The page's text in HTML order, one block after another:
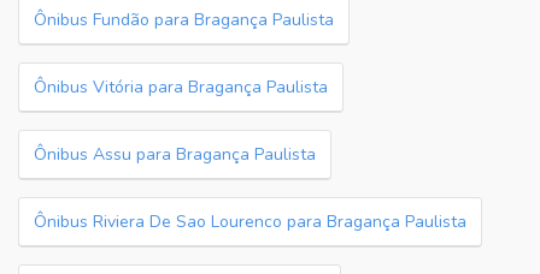
Ônibus Fundão para Bragança Paulista
Ônibus Vitória para Bragança Paulista
Ônibus Assu para Bragança Paulista
Ônibus Riviera De Sao Lourenco para Bragança Paulista